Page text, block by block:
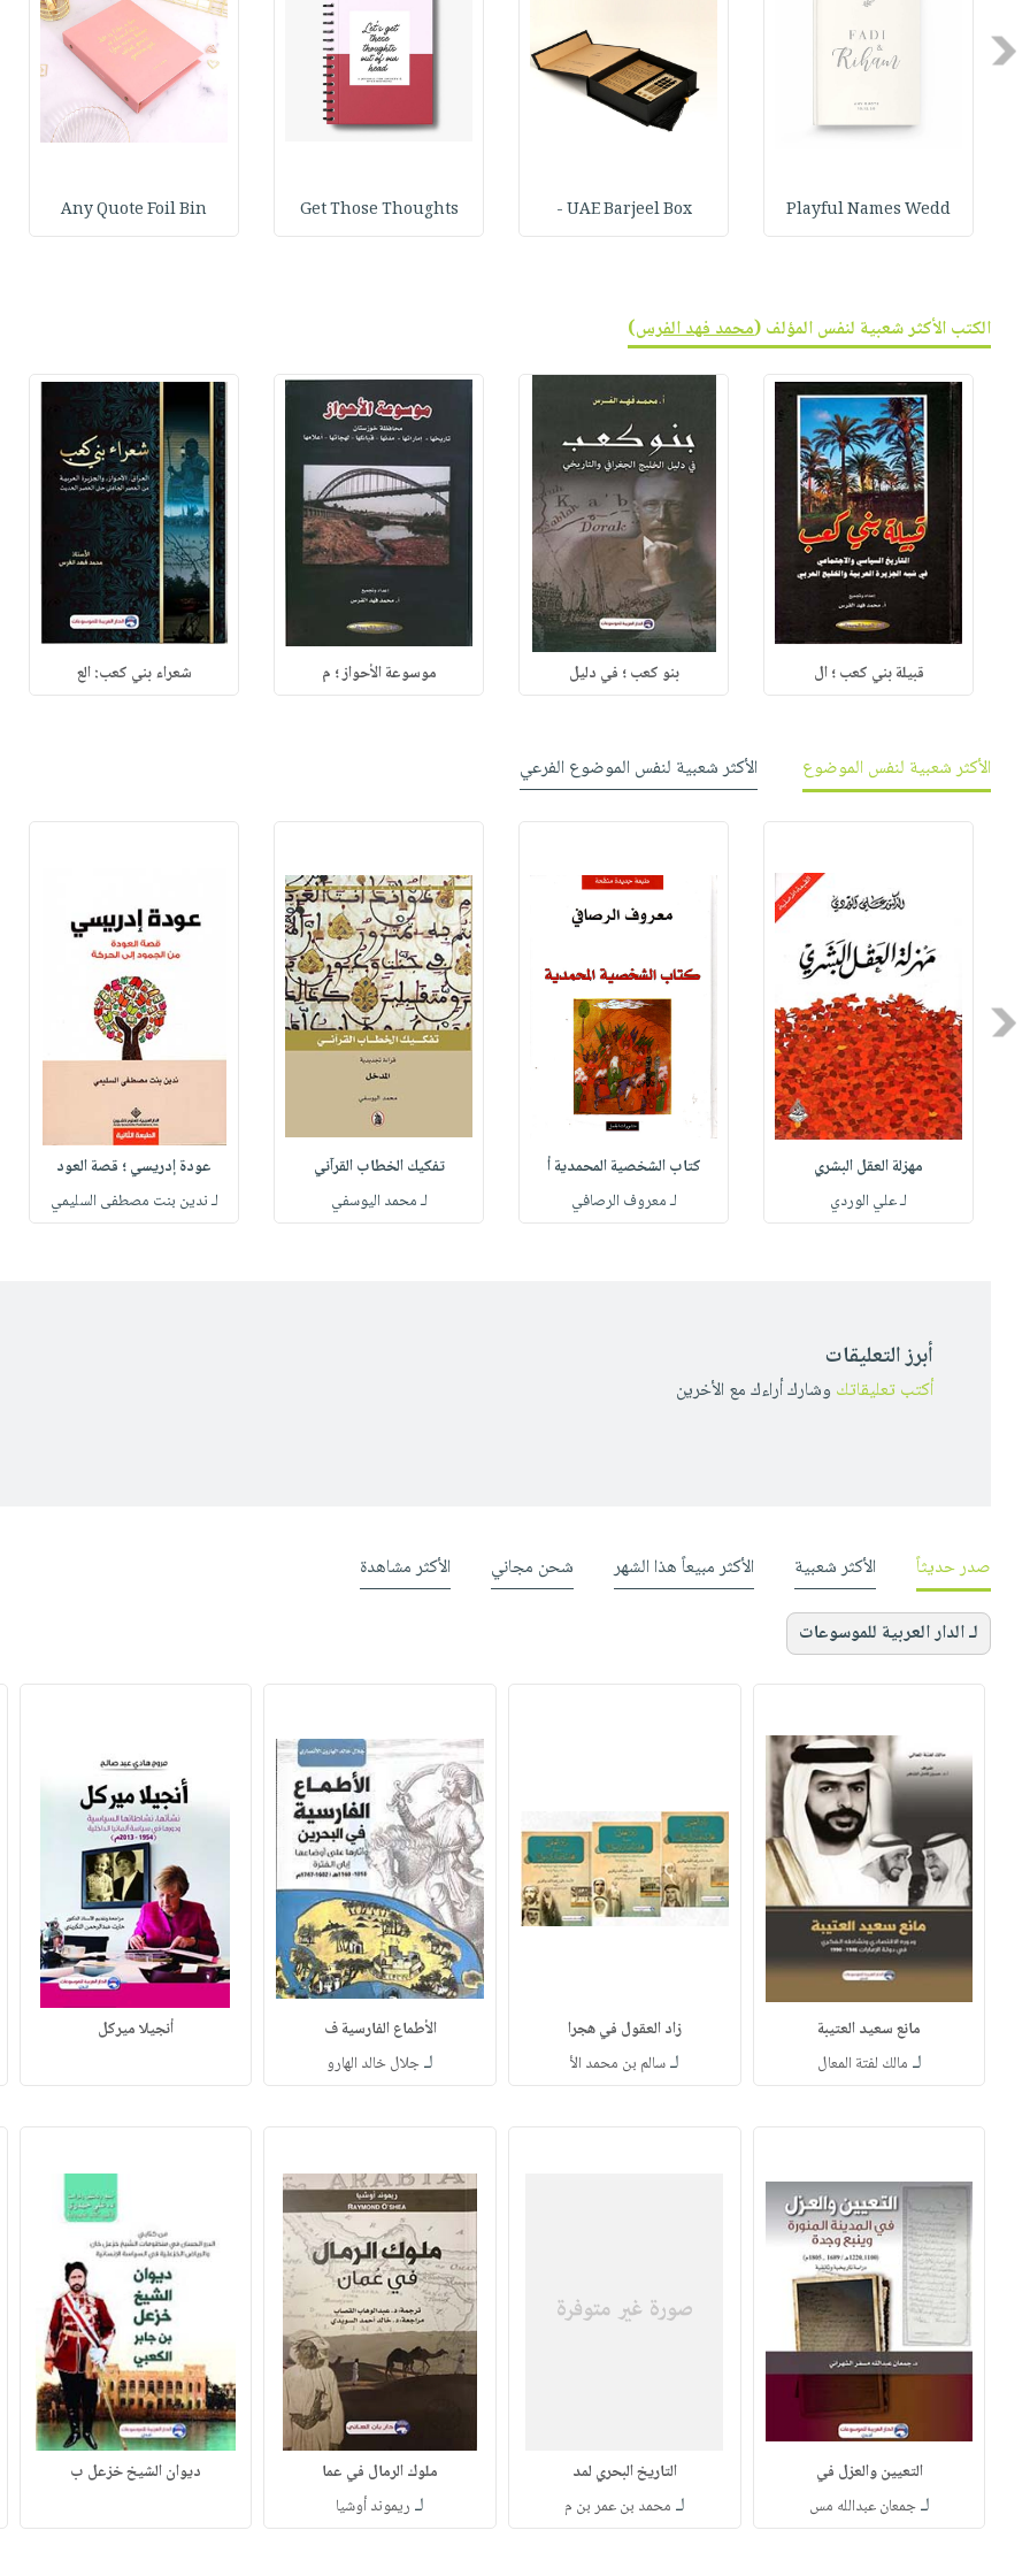
تواصل
معنا
عربة
التسوق
Previous
Playful Names Wedd
UAE Barjeel Box -
Get Those Thoughts
Any Quote Foil Bin
الكتب الأكثر شعبية لنفس المؤلف (محمد فهد الفرس)
قبيلة بني كعب ؛ ال بنو كعب ؛ في دليل موسوعة الأحواز ؛ م شعراء بني كعب: الع
الأكثر شعبية لنفس الموضوع الأكثر شعبية لنفس الموضوع الفرعي
Previous
مهزلة العقل البشري
لـ علي الوردي
كتاب الشخصية المحمدية أ
لـ معروف الرصافي
تفكيك الخطاب القرآني
لـ محمد اليوسفي
عودة إدريسي ؛ قصة العود
لـ ندين بنت مصطفى السليمي
أبرز التعليقات
أكتب تعليقاتك وشارك أراءك مع الأخرين
صدر حديثاً الأكثر شعبية الأكثر مبيعاً هذا الشهر شحن مجاني الأكثر مشاهدة
لـ الدار العربية للموسوعات
مانع سعيد العتيبة
لـ مالك لفتة المعال
زاد العقول في هجرا
لـسالم بن محمد الأ
الأطماع الفارسية ف
لـجلال خالد الهارو
أنجيلا ميركل
التعيين والعزل في
لـجمعان عبدالله مس
التاريخ البحري لمد
لـ محمد بن عمر بن م
ملوك الرمال في عما
لـ ريموند أوشيا
ديوان الشيخ خزعل ب